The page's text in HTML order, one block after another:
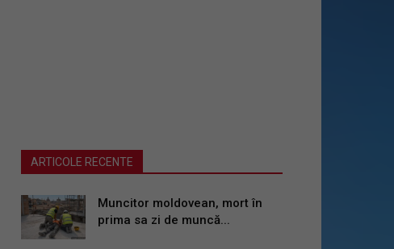
ARTICOLE RECENTE
Muncitor moldovean, mort în
prima sa zi de muncă...